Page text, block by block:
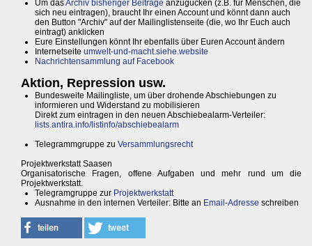
Um dasArchiv bisheriger Beiträge anzugucken (z.B. für Menschen, die
sich neu eintragen), braucht Ihr einen Account und könnt dann auch
den Button "Archiv" auf der Mailinglistenseite (die, wo Ihr Euch auch
eintragt) anklicken
Eure Einstellungen könnt Ihr ebenfalls über Euren Account ändern
Internetseite umwelt-und-macht.siehe.website
Nachrichtensammlung auf Facebook
Aktion, Repression usw.
Bundesweite Mailingliste, um über drohende Abschiebungen zu
informieren und Widerstand zu mobilisieren
Direkt zum eintragen in den neuen Abschiebealarm-Verteiler:
lists.antira.info/listinfo/abschiebealarm
Telegrammgruppe zu Versammlungsrecht
Projektwerkstatt Saasen
Organisatorische Fragen, offene Aufgaben und mehr rund um die
Projektwerkstatt.
Telegramgruppe zur Projektwerkstatt
Ausnahme in den internen Verteiler: Bitte an Email-Adresse schreiben